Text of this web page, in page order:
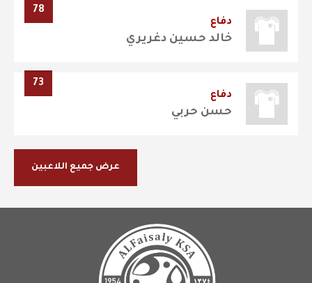
78
دفاع
خالد حسين دغريري
73
دفاع
حسن حربي
عرض جميع اللاعبين